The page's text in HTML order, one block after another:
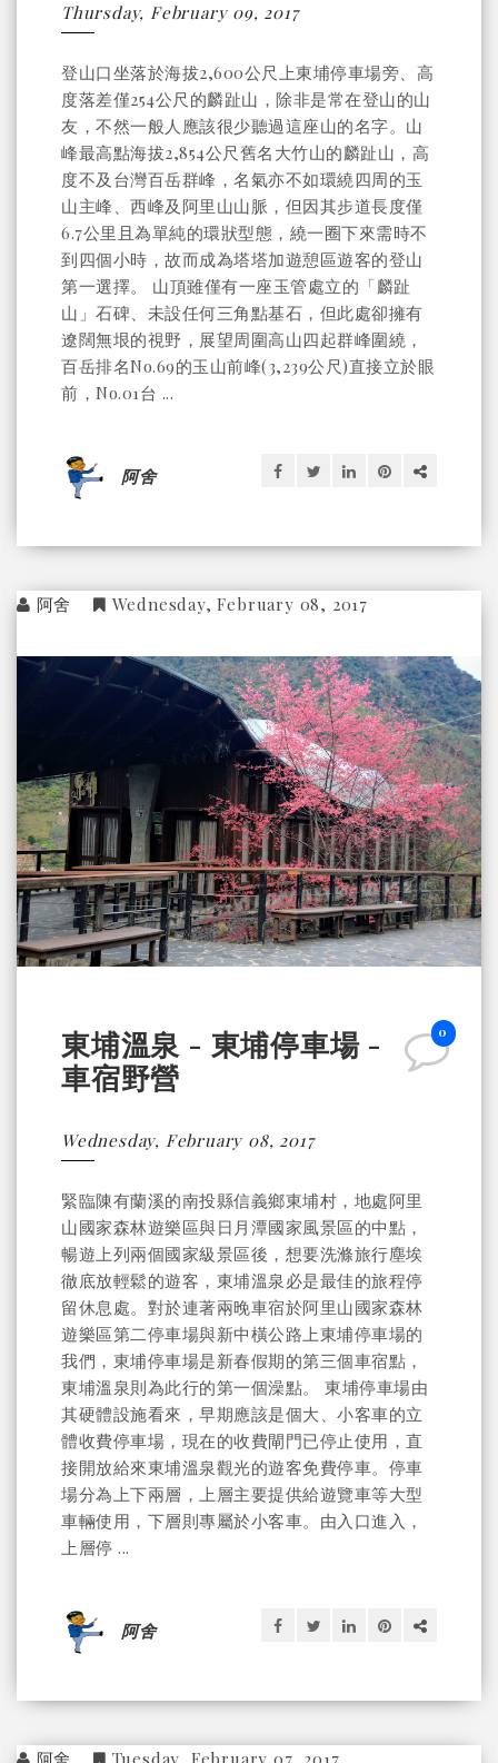
Thursday, February 09, 2017
登山口坐落於海拔2,600公尺上東埔停車場旁、高
度落差僅254公尺的麟趾山，除非是常在登山的山
友，不然一般人應該很少聽過這座山的名字。山
峰最高點海拔2,854公尺舊名大竹山的麟趾山，高
度不及台灣百岳群峰，名氣亦不如環繞四周的玉
山主峰、西峰及阿里山山脈，但因其步道長度僅
6.7公里且為單純的環狀型態，繞一圈下來需時不
到四個小時，故而成為塔塔加遊憩區遊客的登山
第一選擇。 山頂雖僅有一座玉管處立的「麟趾
山」石碑、未設任何三角點基石，但此處卻擁有
遼闊無垠的視野，展望周圍高山四起群峰圍繞，
百岳排名No.69的玉山前峰(3,239公尺)直接立於眼
前，No.01台 ...
阿舍
阿舍 Wednesday, February 08, 2017
0
東埔溫泉 - 東埔停車場 -
車宿野營
Wednesday, February 08, 2017
緊臨陳有蘭溪的南投縣信義鄉東埔村，地處阿里
山國家森林遊樂區與日月潭國家風景區的中點，
暢遊上列兩個國家級景區後，想要洗滌旅行塵埃
徹底放輕鬆的遊客，東埔溫泉必是最佳的旅程停
留休息處。對於連著兩晚車宿於阿里山國家森林
遊樂區第二停車場與新中橫公路上東埔停車場的
我們，東埔停車場是新春假期的第三個車宿點，
東埔溫泉則為此行的第一個澡點。 東埔停車場由
其硬體設施看來，早期應該是個大、小客車的立
體收費停車場，現在的收費閘門已停止使用，直
接開放給來東埔溫泉觀光的遊客免費停車。停車
場分為上下兩層，上層主要提供給遊覽車等大型
車輛使用，下層則專屬於小客車。由入口進入，
上層停 ...
阿舍
阿舍 Tuesday, February 07, 2017